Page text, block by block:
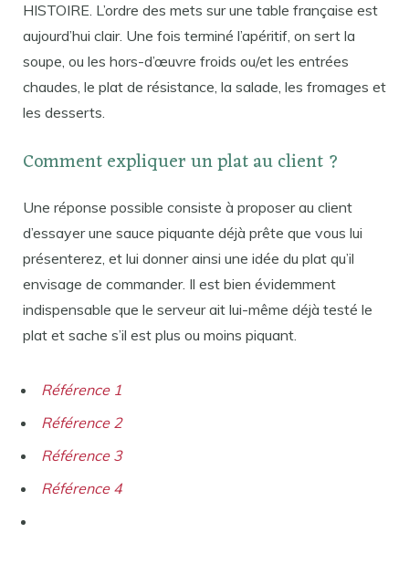
HISTOIRE. L’ordre des mets sur une table française est
aujourd’hui clair. Une fois terminé l’apéritif, on sert la
soupe, ou les hors-d’œuvre froids ou/et les entrées
chaudes, le plat de résistance, la salade, les fromages et
les desserts.
Comment expliquer un plat au client ?
Une réponse possible consiste à proposer au client
d’essayer une sauce piquante déjà prête que vous lui
présenterez, et lui donner ainsi une idée du plat qu’il
envisage de commander. Il est bien évidemment
indispensable que le serveur ait lui-même déjà testé le
plat et sache s’il est plus ou moins piquant.
Référence 1
Référence 2
Référence 3
Référence 4